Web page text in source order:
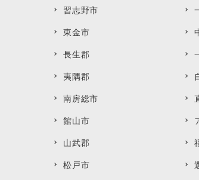
習志野市
東金市
長生郡
夷隅郡
南房総市
館山市
山武郡
松戸市